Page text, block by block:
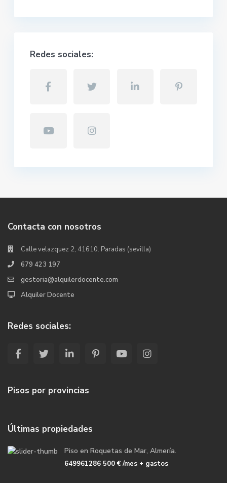
Redes sociales:
Contacta con nosotros
Calle velazquez 2, 41610. Paradas (sevilla)
679 423 197
gestoria@alquilerdocente.com
Alquiler Docente
Redes sociales:
Pisos por provincias
Últimas propiedades
Piso en Roquetas de Mar, Almería.
649961286 500 €/mes + gastos